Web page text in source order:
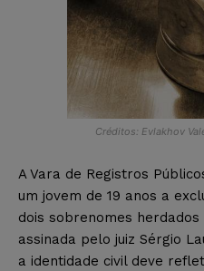
Créditos: Evlakhov
A Vara de Registros
um jovem de 19 anos a
dois sobrenomes herdados
assinada pelo juiz Sérgio
a identidade civil deve